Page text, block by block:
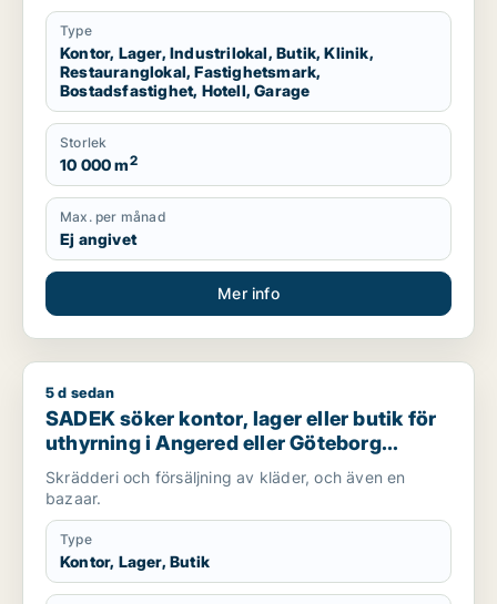
Type
Kontor, Lager, Industrilokal, Butik, Klinik,
Restauranglokal, Fastighetsmark,
Bostadsfastighet, Hotell, Garage
Storlek
10 000 m2
Max. per månad
Ej angivet
Mer info
SADEK söker kontor, lager eller butik för uthyrning i
5 d sedan
SADEK söker kontor, lager eller butik för
uthyrning i Angered eller Göteborg
Centrum
Skrädderi och försäljning av kläder, och även en
bazaar.
Type
Kontor, Lager, Butik